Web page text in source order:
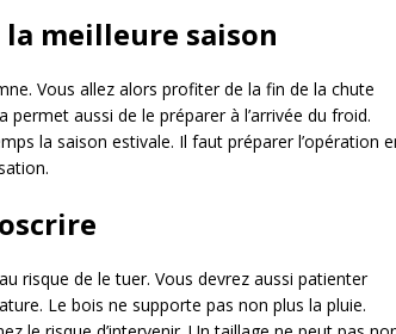
meilleure saison
Vous allez alors profiter de la fin de la chute
aussi de le préparer à l’arrivée du froid.
la saison estivale. Il faut préparer l’opération
risque de le tuer. Vous devrez aussi patienter
Le bois ne supporte pas non plus la pluie.